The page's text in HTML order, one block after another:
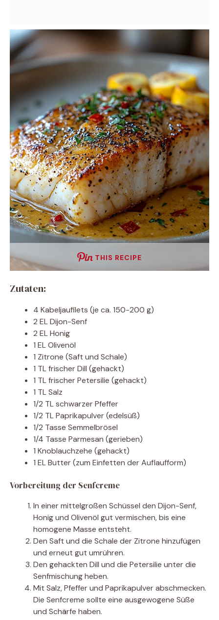
THIS RECIPE
Zutaten:
4 Kabeljaufilets (je ca. 150-200 g)
2 EL Dijon-Senf
2 EL Honig
1 EL Olivenöl
1 Zitrone (Saft und Schale)
1 TL frischer Dill (gehackt)
1 TL frischer Petersilie (gehackt)
1 TL Salz
1/2 TL schwarzer Pfeffer
1/2 TL Paprikapulver (edelsüß)
1/2 Tasse Semmelbrösel
1/4 Tasse Parmesan (gerieben)
1 Knoblauchzehe (gehackt)
1 EL Butter (zum Einfetten der Auflaufform)
Vorbereitung der Senfcreme
In einer mittelgroßen Schüssel den Dijon-Senf,
Honig und Olivenöl gut vermischen, bis eine
homogene Masse entsteht.
Den Saft und die Schale der Zitrone hinzufügen
und erneut gut umrühren.
Den gehackten Dill und die Petersilie unter die
Senfmischung heben.
Mit Salz, Pfeffer und Paprikapulver abschmecken.
Die Senfcreme sollte eine ausgewogene Süße
und Schärfe haben.